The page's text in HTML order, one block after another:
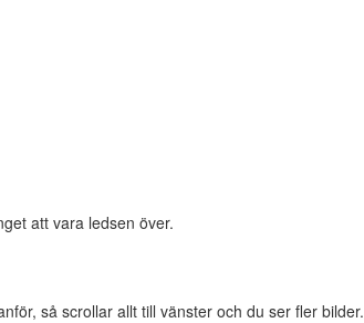
att vara ledsen över.
så scrollar allt till vänster och du ser fler bilder.